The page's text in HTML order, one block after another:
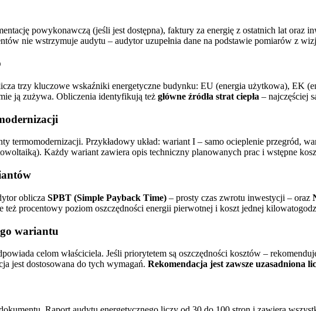
powykonawczą (jeśli jest dostępna), faktury za energię z ostatnich lat oraz
nie wstrzymuje audytu – audytor uzupełnia dane na podstawie pomiarów z
trzy kluczowe wskaźniki energetyczne budynku: EU (energia użytkowa), EK
ją zużywa. Obliczenia identyfikują też główne źródła strat ciepła – najczęściej
termomodernizacji. Przykładowy układ: wariant I – samo ocieplenie przegród,
Każdy wariant zawiera opis techniczny planowanych prac i wstępne
oblicza SPBT (Simple Payback Time) – prosty czas zwrotu inwestycji – oraz
też procentowy poziom oszczędności energii pierwotnej i koszt jednej
wariantu
celom właściciela. Jeśli priorytetem są oszczędności kosztów –
jest dostosowana do tych wymagań. Rekomendacja jest zawsze uzasadniona